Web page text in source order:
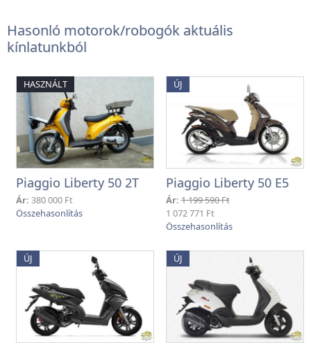
Hasonló motorok/robogók aktuális
kínlatunkból
HASZNÁLT
Piaggio Liberty 50 2T
Ár: 380 000 Ft
ÚJ
Piaggio Liberty 50 E5
Ár:1 199 590 Ft
1 072 771 Ft
ÚJ ÚJ